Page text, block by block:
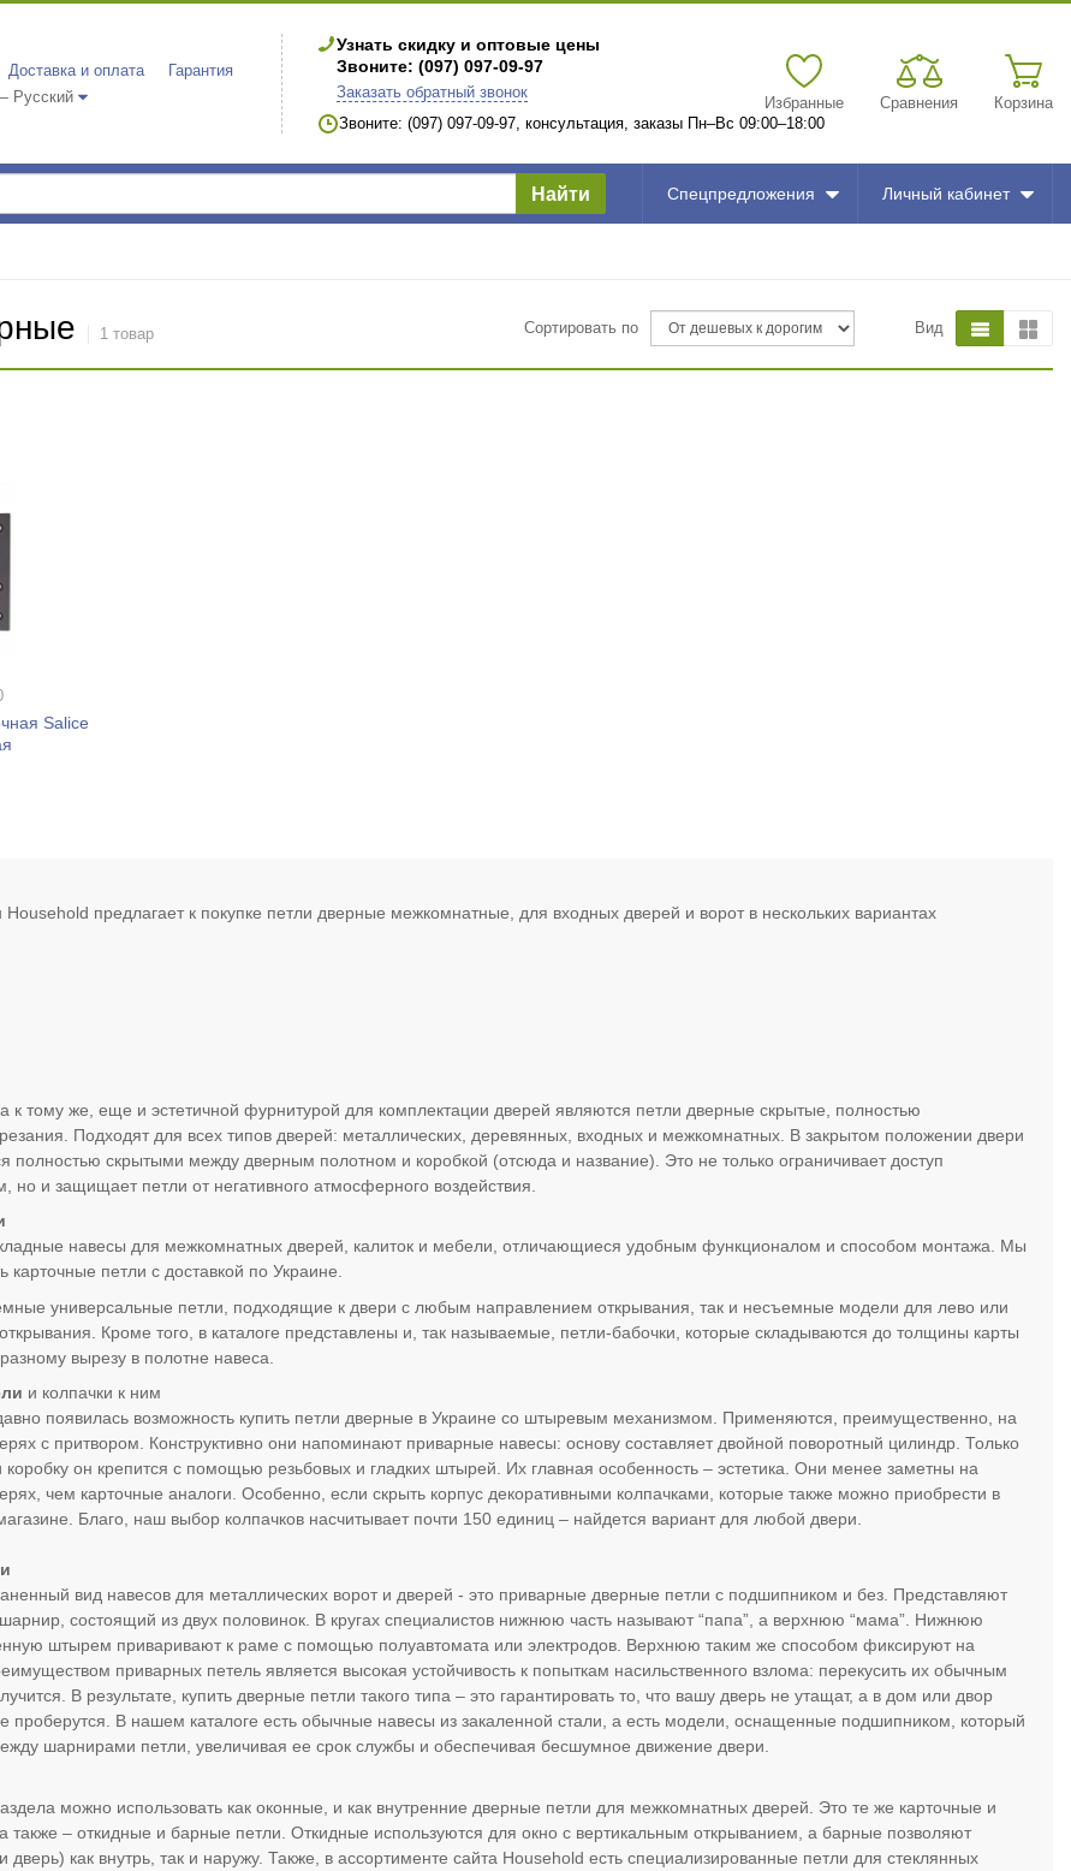
Доставка и оплата
Гарантия
Русский
Узнать скидку и оптовые цены
Звоните: (097) 097-09-97
Заказать обратный звонок
Звоните: (097) 097-09-97, консультация, заказы Пн–Вс 09:00–18:00
Избранные Сравнения Корзина
Найти Спецпредложения Личный кабинет
1 товар Сортировать по Вид
Salice
Household предлагает к покупке петли дверные межкомнатные, для входных дверей и ворот в нескольких вариантах
к тому же, еще и эстетичной фурнитурой для комплектации дверей являются петли дверные скрытые, полностью
Подходят для всех типов дверей: металлических, деревянных, входных и межкомнатных. В закрытом положении двери
полностью скрытыми между дверным полотном и коробкой (отсюда и название). Это не только ограничивает доступ
но и защищает петли от негативного атмосферного воздействия.
навесы для межкомнатных дверей, калиток и мебели, отличающиеся удобным функционалом и способом монтажа. Мы
карточные петли с доставкой по Украине.
универсальные петли, подходящие к двери с любым направлением открывания, так и несъемные модели для лево или
Кроме того, в каталоге представлены и, так называемые, петли-бабочки, которые складываются до толщины карты
вырезу в полотне навеса.
и колпачки к ним
появилась возможность купить петли дверные в Украине со штыревым механизмом. Применяются, преимущественно, на
с притвором. Конструктивно они напоминают приварные навесы: основу составляет двойной поворотный цилиндр. Только
коробку он крепится с помощью резьбовых и гладких штырей. Их главная особенность – эстетика. Они менее заметны на
чем карточные аналоги. Особенно, если скрыть корпус декоративными колпачками, которые также можно приобрести в
Благо, наш выбор колпачков насчитывает почти 150 единиц – найдется вариант для любой двери.
вид навесов для металлических ворот и дверей - это приварные дверные петли с подшипником и без. Представляют
состоящий из двух половинок. В кругах специалистов нижнюю часть называют “папа”, а верхнюю “мама”. Нижнюю
штырем приваривают к раме с помощью полуавтомата или электродов. Верхнюю таким же способом фиксируют на
приварных петель является высокая устойчивость к попыткам насильственного взлома: перекусить их обычным
В результате, купить дверные петли такого типа – это гарантировать то, что вашу дверь не утащат, а в дом или двор
проберутся. В нашем каталоге есть обычные навесы из закаленной стали, а есть модели, оснащенные подшипником, который
шарнирами петли, увеличивая ее срок службы и обеспечивая бесшумное движение двери.
можно использовать как оконные, и как внутренние дверные петли для межкомнатных дверей. Это те же карточные и
также – откидные и барные петли. Откидные используются для окно с вертикальным открыванием, а барные позволяют
дверь) как внутрь, так и наружу. Также, в ассортименте сайта Household есть специализированные петли для стеклянных